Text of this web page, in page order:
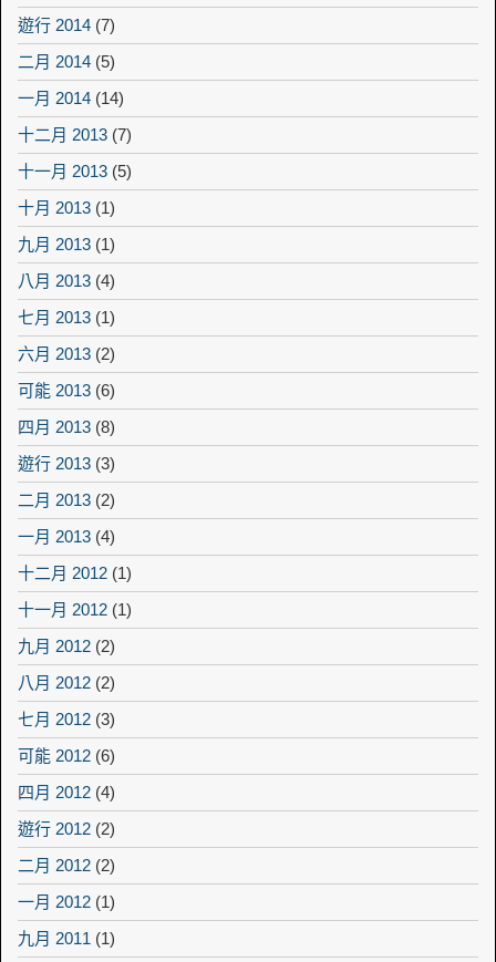
遊行 2014 (7)
二月 2014 (5)
一月 2014 (14)
十二月 2013 (7)
十一月 2013 (5)
十月 2013 (1)
九月 2013 (1)
八月 2013 (4)
七月 2013 (1)
六月 2013 (2)
可能 2013 (6)
四月 2013 (8)
遊行 2013 (3)
二月 2013 (2)
一月 2013 (4)
十二月 2012 (1)
十一月 2012 (1)
九月 2012 (2)
八月 2012 (2)
七月 2012 (3)
可能 2012 (6)
四月 2012 (4)
遊行 2012 (2)
二月 2012 (2)
一月 2012 (1)
九月 2011 (1)